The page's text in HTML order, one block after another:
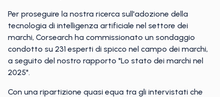
Per proseguire la nostra ricerca sull'adozione della
tecnologia di intelligenza artificiale nel settore dei
marchi, Corsearch ha commissionato un sondaggio
condotto su 231 esperti di spicco nel campo dei marchi,
a seguito del nostro rapporto "Lo stato dei marchi nel
2025".
Con una ripartizione quasi equa tra gli intervistati che